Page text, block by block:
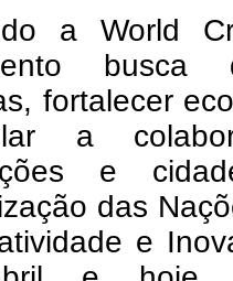
a World
busca
fortalecer
a
e
das
e